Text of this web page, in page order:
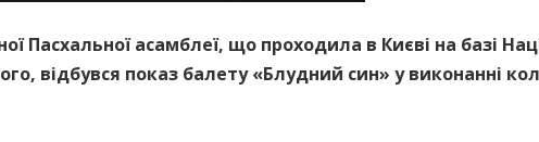
Пасхальної асамблеї, що проходила в Києві на базі
відбувся показ балету «Блудний син» у виконанні